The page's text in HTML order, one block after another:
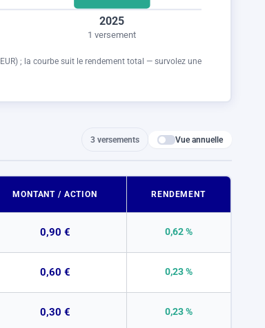
2025
1 versement
EUR) ; la courbe suit le rendement total — survolez une
3 versements Vue annuelle
MONTANT / ACTION RENDEMENT
0,90 € 0,62 %
0,60 € 0,23 %
0,30 € 0,23 %